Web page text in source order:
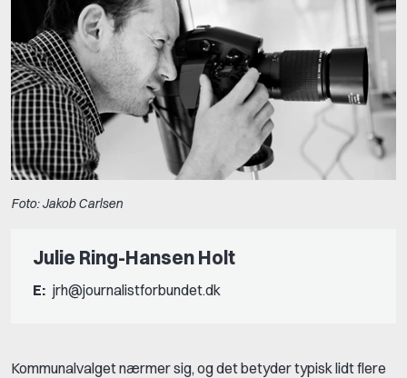
Foto: Jakob Carlsen
Julie Ring-Hansen Holt
E: jrh@journalistforbundet.dk
Kommunalvalget nærmer sig, og det betyder typisk lidt flere